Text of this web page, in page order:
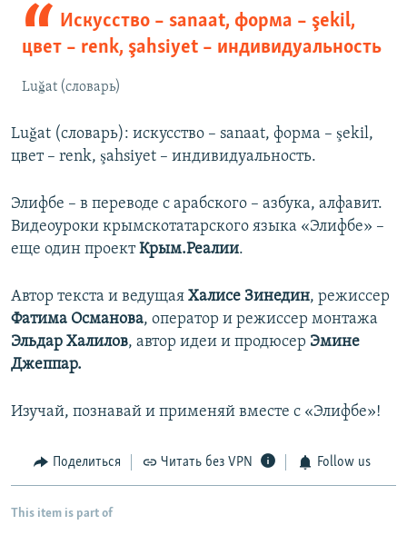
Искусство – sanaat, форма – şekil,
цвет – renk, şahsiyet – индивидуальность
Luğat (словарь)
Luğat (словарь): искусство – sanaat, форма – şekil,
цвет – renk, şahsiyet – индивидуальность.
Элифбе – в переводе с арабского – азбука, алфавит.
Видеоуроки крымскотатарского языка «Элифбе» –
еще один проектКрым.Реалии.
Автор текста и ведущая Халисе Зинедин, режиссер
Фатима Османова, оператор и режиссер монтажа
Эльдар Халилов, автор идеи и продюсер Эмине
Джеппар.
Изучай, познавай и применяй вместе с «Элифбе»!
Поделиться Читать без VPN Follow us
This item is part of